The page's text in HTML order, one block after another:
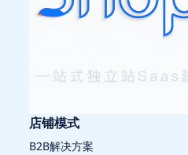
店铺模式
B2B解决方案